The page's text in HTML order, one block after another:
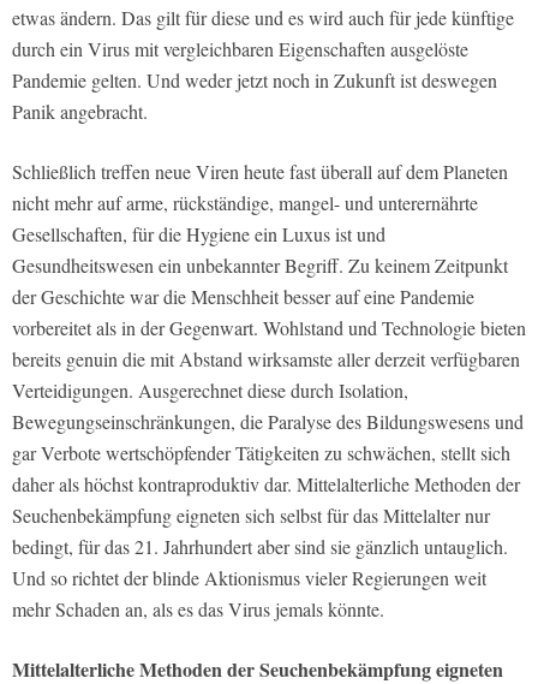
etwas ändern. Das gilt für diese und es wird auch für jede künftige
durch ein Virus mit vergleichbaren Eigenschaften ausgelöste
Pandemie gelten. Und weder jetzt noch in Zukunft ist deswegen
Panik angebracht.
Schließlich treffen neue Viren heute fast überall auf dem Planeten
nicht mehr auf arme, rückständige, mangel- und unterernährte
Gesellschaften, für die Hygiene ein Luxus ist und
Gesundheitswesen ein unbekannter Begriff. Zu keinem Zeitpunkt
der Geschichte war die Menschheit besser auf eine Pandemie
vorbereitet als in der Gegenwart. Wohlstand und Technologie bieten
bereits genuin die mit Abstand wirksamste aller derzeit verfügbaren
Verteidigungen. Ausgerechnet diese durch Isolation,
Bewegungseinschränkungen, die Paralyse des Bildungswesens und
gar Verbote wertschöpfender Tätigkeiten zu schwächen, stellt sich
daher als höchst kontraproduktiv dar. Mittelalterliche Methoden der
Seuchenbekämpfung eigneten sich selbst für das Mittelalter nur
bedingt, für das 21. Jahrhundert aber sind sie gänzlich untauglich.
Und so richtet der blinde Aktionismus vieler Regierungen weit
mehr Schaden an, als es das Virus jemals könnte.
Mittelalterliche Methoden der Seuchenbekämpfung eigneten